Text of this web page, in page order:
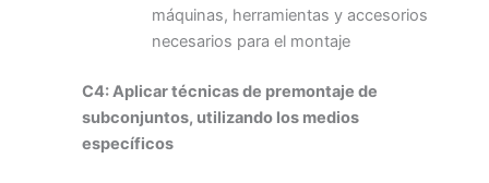
máquinas, herramientas y accesorios
necesarios para el montaje
C4: Aplicar técnicas de premontaje de
subconjuntos, utilizando los medios
específicos